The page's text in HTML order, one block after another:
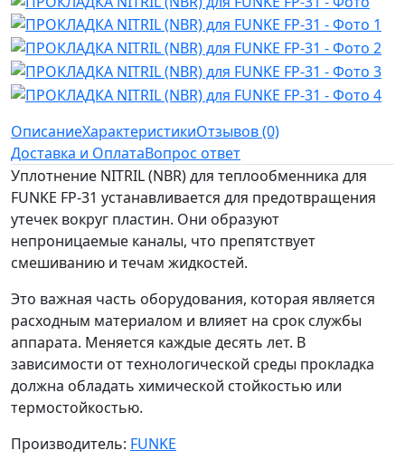
ОписаниеХарактеристикиОтзывов (0)
Доставка и ОплатаВопрос ответ
Уплотнение NITRIL (NBR) для теплообменника для
FUNKE FP-31 устанавливается для предотвращения
утечек вокруг пластин. Они образуют
непроницаемые каналы, что препятствует
смешиванию и течам жидкостей.
Это важная часть оборудования, которая является
расходным материалом и влияет на срок службы
аппарата. Меняется каждые десять лет. В
зависимости от технологической среды прокладка
должна обладать химической стойкостью или
термостойкостью.
Производитель: FUNKE